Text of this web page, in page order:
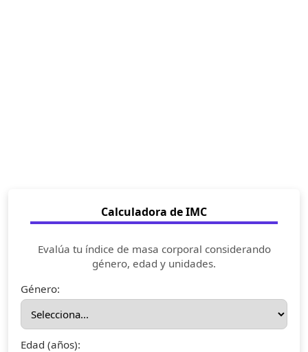
Calculadora de IMC
Evalúa tu índice de masa corporal considerando
género, edad y unidades.
Género:
Edad (años):